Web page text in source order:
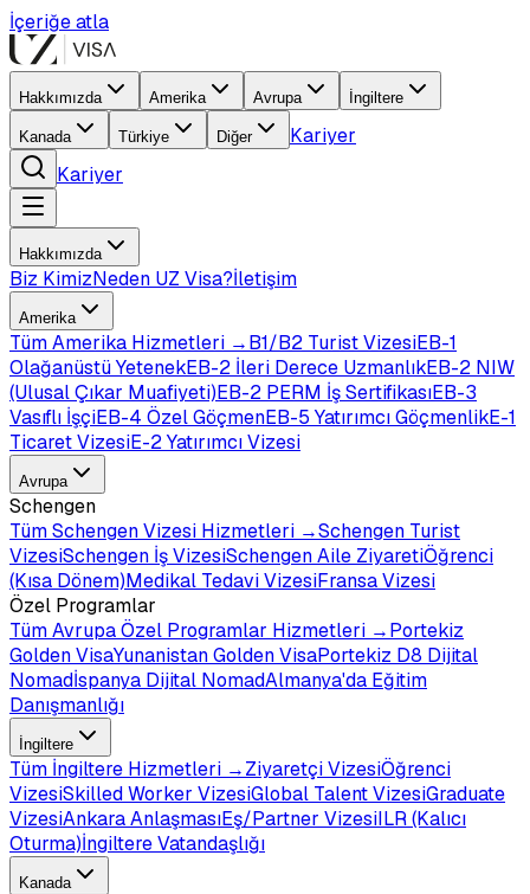
İçeriğe atla
Hakkımızda Amerika Avrupa İngiltere
Kanada Türkiye Diğer
Kariyer
Kariyer
Hakkımızda
Biz KimizNeden UZ Visa?İletişim
Amerika
TümAmerika Hizmetleri →B1/B2 Turist VizesiEB-1
Olağanüstü YetenekEB-2 İleri Derece UzmanlıkEB-2 NIW
(Ulusal Çıkar Muafiyeti)EB-2 PERM İş SertifikasıEB-3
Vasıflı İşçiEB-4 Özel GöçmenEB-5 Yatırımcı GöçmenlikE-1
Ticaret VizesiE-2 Yatırımcı Vizesi
Avrupa
Schengen
TümSchengen Vizesi Hizmetleri →Schengen Turist
VizesiSchengen İş VizesiSchengen Aile ZiyaretiÖğrenci
(Kısa Dönem)Medikal Tedavi VizesiFransa Vizesi
Özel Programlar
TümAvrupa Özel Programlar Hizmetleri →Portekiz
Golden VisaYunanistan Golden VisaPortekiz D8 Dijital
Nomadİspanya Dijital NomadAlmanya'da Eğitim
Danışmanlığı
İngiltere
Tüm İngiltere Hizmetleri →Ziyaretçi VizesiÖğrenci
VizesiSkilled Worker VizesiGlobal Talent VizesiGraduate
VizesiAnkara AnlaşmasıEş/Partner VizesiILR (Kalıcı
Oturma)İngiltere Vatandaşlığı
Kanada